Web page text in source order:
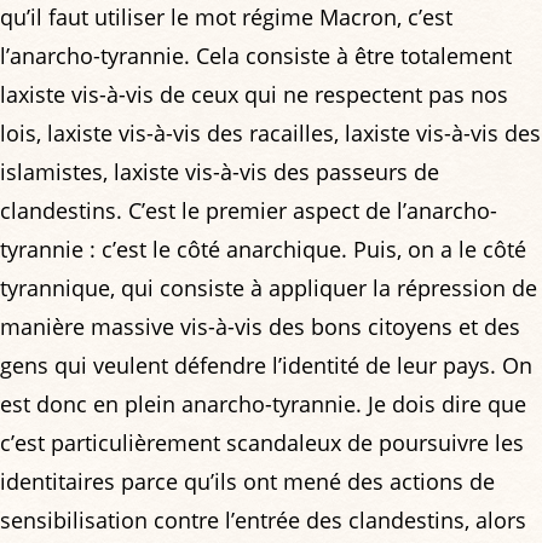
qu’il faut utiliser le mot régime Macron, c’est
l’anarcho-tyrannie. Cela consiste à être totalement
laxiste vis-à-vis de ceux qui ne respectent pas nos
lois, laxiste vis-à-vis des racailles, laxiste vis-à-vis des
islamistes, laxiste vis-à-vis des passeurs de
clandestins. C’est le premier aspect de l’anarcho-
tyrannie : c’est le côté anarchique. Puis, on a le côté
tyrannique, qui consiste à appliquer la répression de
manière massive vis-à-vis des bons citoyens et des
gens qui veulent défendre l’identité de leur pays. On
est donc en plein anarcho-tyrannie. Je dois dire que
c’est particulièrement scandaleux de poursuivre les
identitaires parce qu’ils ont mené des actions de
sensibilisation contre l’entrée des clandestins, alors